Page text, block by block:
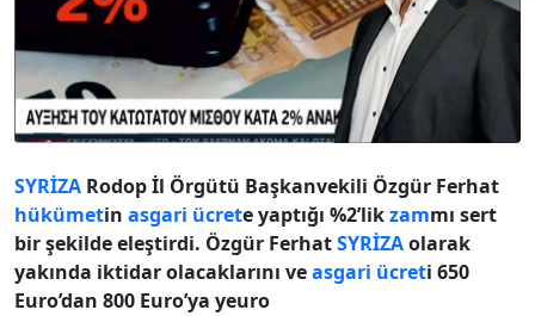
SYRİZA Rodop İl Örgütü Başkanvekili Özgür Ferhat
hükümetin asgari ücrete yaptığı %2’likzammı sert
bir şekilde eleştirdi. Özgür FerhatSYRİZAolarak
yakında iktidar olacaklarını veasgari ücreti 650
Euro’dan 800 Euro’ya yeuro